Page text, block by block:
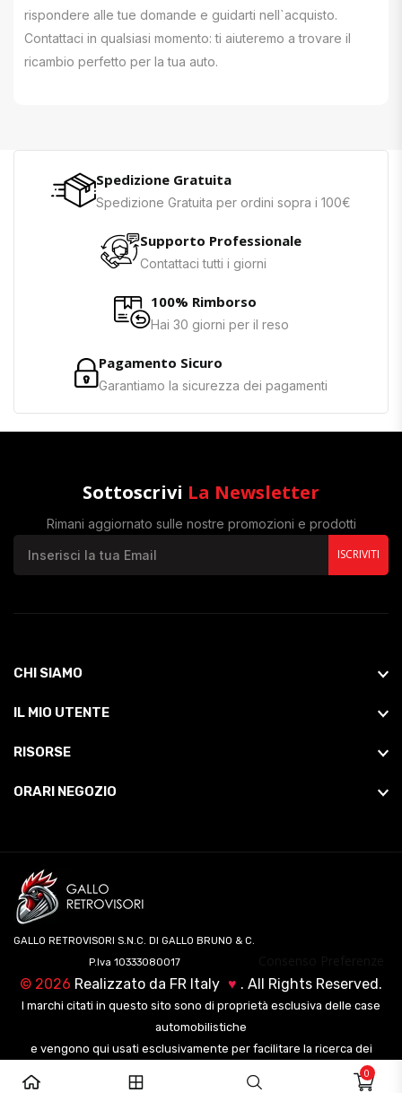
0
rispondere alle tue domande e guidarti nell`acquisto.
Contattaci in qualsiasi momento: ti aiuteremo a trovare il
ricambio perfetto per la tua auto.
Spedizione Gratuita
Spedizione Gratuita per ordini sopra i 100€
Supporto Professionale
Contattaci tutti i giorni
100% Rimborso
Hai 30 giorni per il reso
Pagamento Sicuro
Garantiamo la sicurezza dei pagamenti
Sottoscrivi La Newsletter
Rimani aggiornato sulle nostre promozioni e prodotti
ISCRIVITI
CHI SIAMO
IL MIO UTENTE
RISORSE
ORARI NEGOZIO
GALLO RETROVISORI S.N.C. DI GALLO BRUNO & C.
P.Iva 10333080017
© 2026 Realizzato da FR Italy ♥ . All Rights Reserved.
I marchi citati in questo sito sono di proprietà esclusiva delle case
automobilistiche
e vengono qui usati esclusivamente per facilitare la ricerca dei